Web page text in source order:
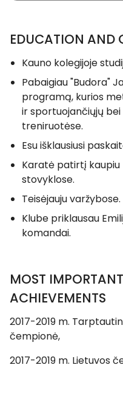
EDUCATION AND
Kauno kolegijoje
Pabaigiau "Budora"
programą, kurios
ir sportuojančiųjų
treniruotėse.
Esu išklausiusi
Karatė patirtį
stovyklose.
Teisėjauju varžybose.
Klube priklausau
komandai.
MOST
ACHIEVEMENTS
2017-2019 m.
čempionė,
2017-2019 m. Lietuvos